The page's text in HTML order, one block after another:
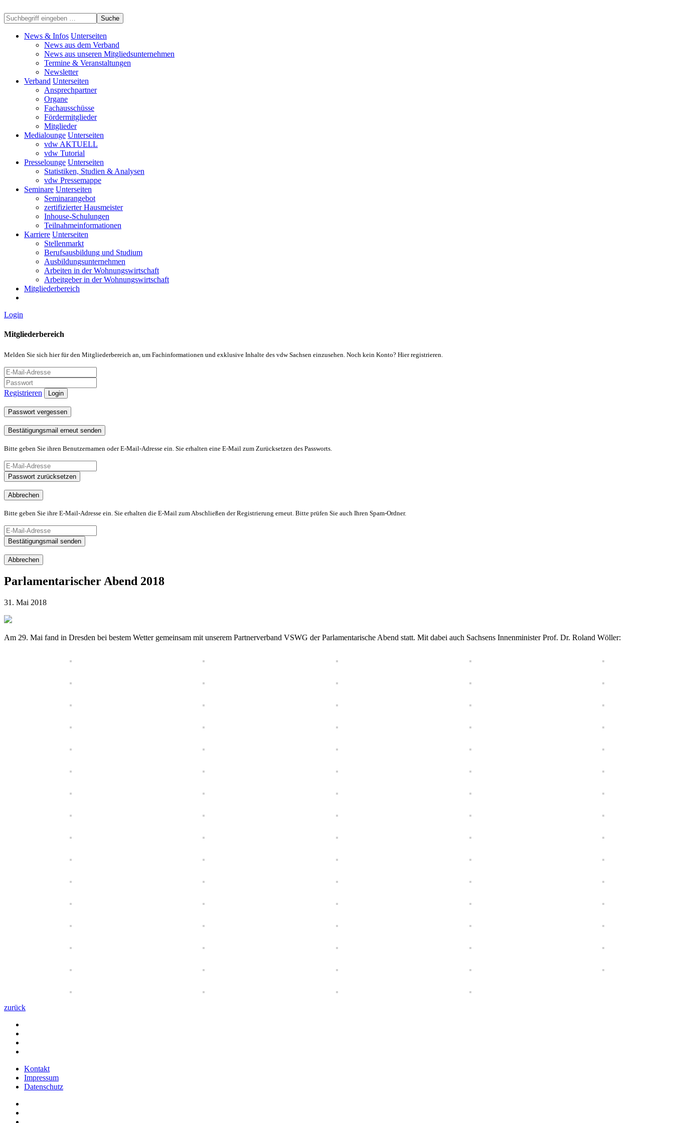
Suche
News & Infos Unterseiten
News aus dem Verband
News aus unseren Mitgliedsunternehmen
Termine & Veranstaltungen
Newsletter
Verband Unterseiten
Ansprechpartner
Organe
Fachausschüsse
Fördermitglieder
Mitglieder
Medialounge Unterseiten
vdw AKTUELL
vdw Tutorial
Presselounge Unterseiten
Statistiken, Studien & Analysen
vdw Pressemappe
Seminare Unterseiten
Seminarangebot
zertifizierter Hausmeister
Inhouse-Schulungen
Teilnahmeinformationen
Karriere Unterseiten
Stellenmarkt
Berufsausbildung und Studium
Ausbildungsunternehmen
Arbeiten in der Wohnungswirtschaft
Arbeitgeber in der Wohnungswirtschaft
Mitgliederbereich
Login
Mitgliederbereich
Melden Sie sich hier für den Mitgliederbereich an, um Fachinformationen und exklusive Inhalte des vdw Sachsen einzusehen. Noch kein Konto? Hier registrieren.
Registrieren Login
Passwort vergessen
Bestätigungsmail erneut senden
Bitte geben Sie ihren Benutzernamen oder E-Mail-Adresse ein. Sie erhalten eine E-Mail zum Zurücksetzen des Passworts.
Passwort zurücksetzen
Abbrechen
Bitte geben Sie ihre E-Mail-Adresse ein. Sie erhalten die E-Mail zum Abschließen der Registrierung erneut. Bitte prüfen Sie auch Ihren Spam-Ordner.
Bestätigungsmail senden
Abbrechen
Parlamentarischer Abend 2018
31. Mai 2018
Am 29. Mai fand in Dresden bei bestem Wetter gemeinsam mit unserem Partnerverband VSWG der Parlamentarische Abend statt. Mit dabei auch Sachsens Innenminister Prof. Dr. Roland Wöller:
zurück
Kontakt
Impressum
Datenschutz